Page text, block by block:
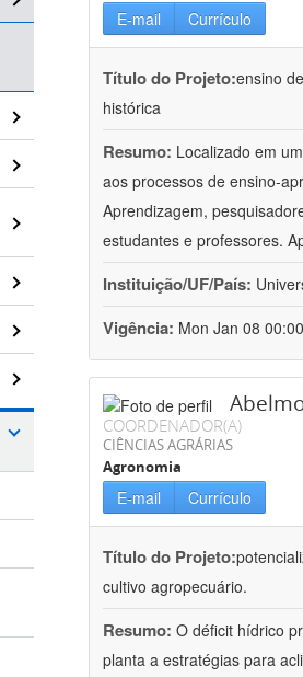
E-mail Currículo
Título do Projeto:ensino
histórica
Resumo: Localizado em
aos processos de ensino-
Aprendizagem,
estudantes e professores.
Instituição/UF/País:
Vigência: Mon Jan 08
COORDENADOR(A)
CIÊNCIAS AGRÁRIAS
Agronomia
E-mail Currículo
Título do Projeto:
cultivo agropecuário.
Resumo: O déficit hídrico
planta a estratégias para